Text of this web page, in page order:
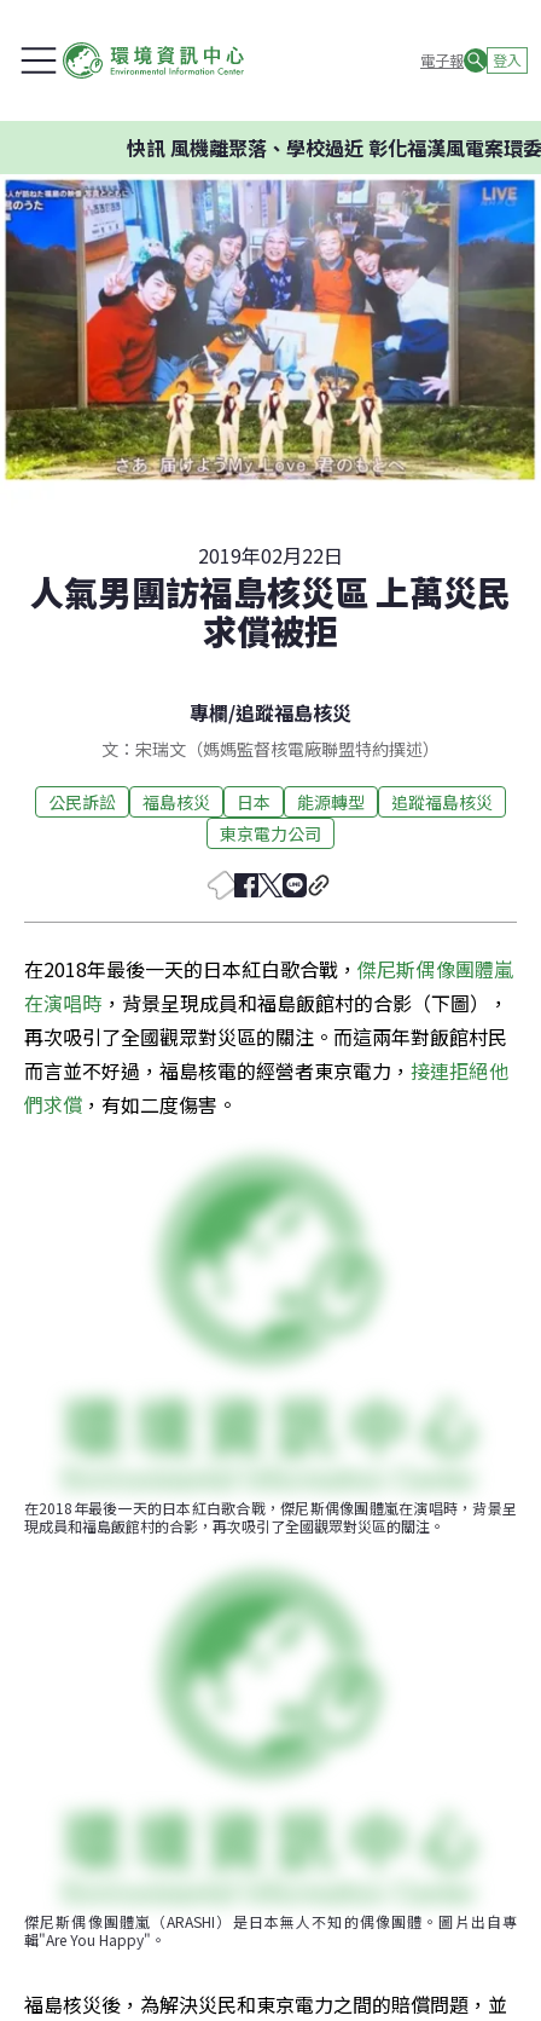
電子報 登入
風機離聚落、學校過近 彰化福漢風電案環委建議
2019年02月22日
人氣男團訪福島核災區 上萬災民
求償被拒
專欄/追蹤福島核災
文：宋瑞文（媽媽監督核電廠聯盟特約撰述）
公民訴訟 福島核災 日本 能源轉型
追蹤福島核災
東京電力公司
在2018年最後一天的日本紅白歌合戰， 傑尼斯偶像團體嵐
在演唱時 ，背景呈現成員和福島飯館村的合影（下圖），
再次吸引了全國觀眾對災區的關注。而這兩年對飯館村民
而言並不好過，福島核電的經營者東京電力， 接連拒絕他
們求償 ，有如二度傷害。
在2018年最後一天的日本紅白歌合戰，傑尼斯偶像團體嵐在演唱時，背景呈
現成員和福島飯館村的合影，再次吸引了全國觀眾對災區的關注。
傑尼斯偶像團體嵐（ARASHI）是日本無人不知的偶像團體。圖片出自專
輯"Are You Happy"。
福島核災後，為解決災民和東京電力之間的賠償問題，並